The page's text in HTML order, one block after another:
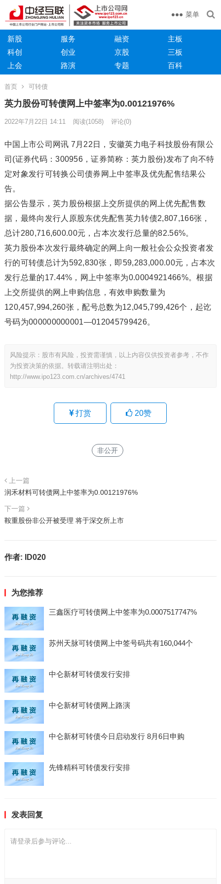
菜单
新股 服务 融资
主板
科创
创业 京股
三板
上会
路演 专题 百科
首页 可转债
英力股份可转债网上中签率为0.00121976%
2022年7月22日 14:11 阅读(1058) 评论(0)
中国上市公司网讯 7月22日，安徽英力电子科技股份有限公
司(证券代码：300956，证券简称：英力股份)发布了向不特
定对象发行可转换公司债券网上中签率及优先配售结果公
告。
据公告显示，英力股份根据上交所提供的网上优先配售数
据，最终向发行人原股东优先配售英力转债2,807,166张，
总计280,716,600.00元，占本次发行总量的82.56%。
英力股份本次发行最终确定的网上向一般社会公众投资者发
行的可转债总计为592,830张，即59,283,000.00元，占本次
发行总量的17.44%，网上中签率为0.0004921466%。根据
上交所提供的网上申购信息，有效申购数量为
120,457,994,260张，配号总数为12,045,799,426个，起讫
号码为000000000001—012045799426。
风险提示：股市有风险，投资需谨慎，以上内容仅供投资者参考，不作
为投资决策的依据。转载请注明出处：
http://www.ipo123.com.cn/archives/4741
打赏 20赞
非公开
上一篇
润禾材料可转债网上中签率为0.00121976%
下一篇
鞍重股份非公开被受理 将于深交所上市
作者: ID020
为您推荐
三鑫医疗可转债网上中签率为0.0007517747%
苏州天脉可转债网上中签号码共有160,044个
中仑新材可转债发行安排
中仑新材可转债网上路演
中仑新材可转债今日启动发行 8月6日申购
先锋精科可转债发行安排
发表回复
请登录后参与评论...